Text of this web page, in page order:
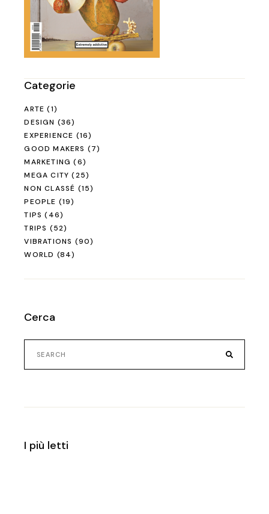
Categorie
ARTE (1)
DESIGN (36)
EXPERIENCE (16)
GOOD MAKERS (7)
MARKETING (6)
MEGA CITY (25)
NON CLASSÉ (15)
PEOPLE (19)
TIPS (46)
TRIPS (52)
VIBRATIONS (90)
WORLD (84)
Cerca
I più letti